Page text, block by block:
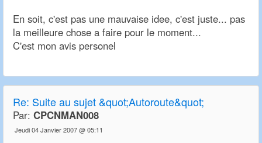
En soit, c'est pas une mauvaise idee, c'est juste... pas
la meilleure chose a faire pour le moment...
C'est mon avis personel
Re: Suite au sujet &quot;Autoroute&quot;
Par: CPCNMAN008
Jeudi 04 Janvier 2007 @ 05:11